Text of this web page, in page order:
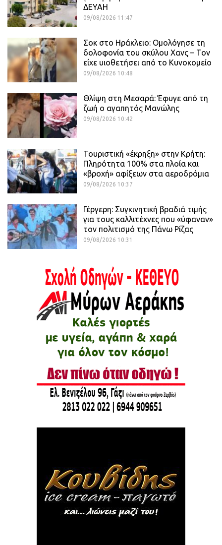
ΔΕΥΑΗ
09/08/2026 11:47
Σοκ στο Ηράκλειο: Ομολόγησε τη
δολοφονία του σκύλου Χανς – Τον
είχε υιοθετήσει από το Κυνοκομείο
09/08/2026 10:48
Θλίψη στη Μεσαρά: Έφυγε από τη
ζωή ο αγαπητός Μανώλης
09/08/2026 10:42
Τουριστική «έκρηξη» στην Κρήτη:
Πληρότητα 100% στα πλοία και
«βροχή» αφίξεων στα αεροδρόμια
09/08/2026 10:37
Γέργερη: Συγκινητική βραδιά τιμής
για τους καλλιτέχνες που «ύφαναν»
τον πολιτισμό της Πάνω Ρίζας
09/08/2026 10:31